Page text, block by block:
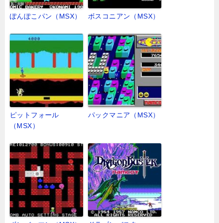
ぽんぽこパン（MSX） ボスコニアン（MSX）
ピットフォール
（MSX）
パックマニア（MSX）